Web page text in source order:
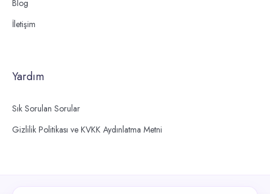
Blog
İletişim
Yardım
Sık Sorulan Sorular
Gizlilik Politikası ve KVKK Aydınlatma Metni